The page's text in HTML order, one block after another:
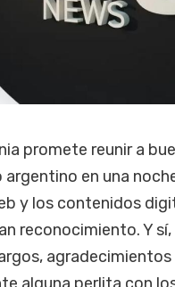
promete reunir a
argentino en una
y los contenidos
reconocimiento. Y